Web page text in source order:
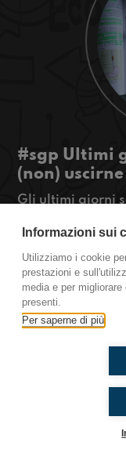
#sgp Ultimi
(non)
Gli ultimi giorni
made in Sangio!
#OkkinSu
San Giovanni in
Informazioni sui
Utilizziamo i cookie
prestazioni e
media e per
presenti.
Per saperne di più